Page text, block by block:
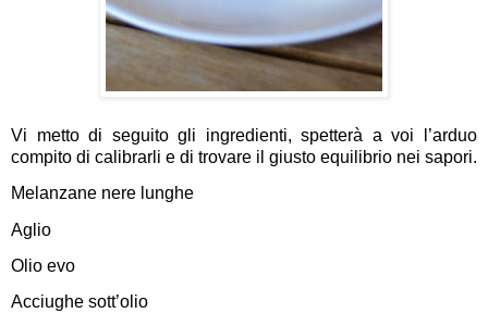
Vi metto di seguito gli ingredienti, spetterà a voi l’arduo
compito di calibrarli e di trovare il giusto equilibrio nei sapori.
Melanzane nere lunghe
Aglio
Olio evo
Acciughe sott’olio